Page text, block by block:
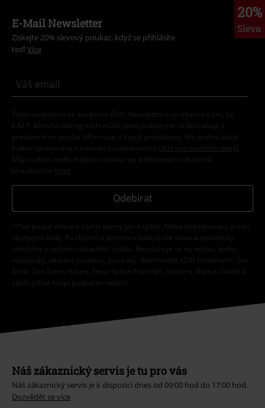
20%
Sleva
E-Mail Newsletter
Získejte 20% slevový poukaz, když se přihlásíte
teď! Více
Tímto souhlasím se zasíláním EMP Newslettru a souhlasím s tím, že
E.M.P. Merchandising mbH může zpracovávat mé osobní údaje a
pravidelně mi posílat informace o svých produktech. Mé osobní údaje
budou zpracovány v souladu s ustanoveními
Ochrana osobních údajů
Můj souhlas mohu kdykoliv odvolat na odhlašovací odkaz/link.
Unsubscribe here
Odebírat
*Platí pouze online a kód je platný jen 4 týdny. Nelze kombinovat s jinými
slevovými kódy. Po vložení a potvrzení kódu bude sleva automaticky
odečtena z vašeho nákupního košíku. Nevztahuje se na média, knihy,
vstupenky, dárkové poukazy, produkty: Rammstein, (Till) Lindemann, Die
Ärzte, Die Toten Hosen, Feine Sahne Fischfilet, Broilers, Böhse Onkelz a
zboží, jehož koupí podpoříte nadaci.
Náš zákaznický servis je tu pro vás
Náš zákaznický servis je k dispozici dnes od 09:00 hod do 17:00 hod.
Dozvědět se více